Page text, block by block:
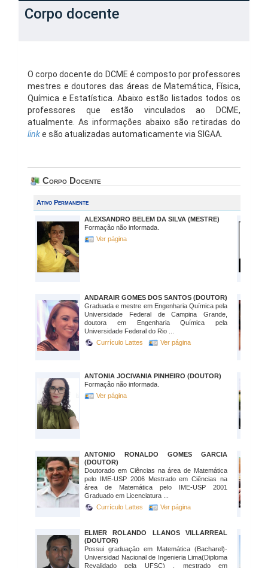
Corpo docente
O corpo docente do DCME é composto por professores
mestres e doutores das áreas de Matemática, Física,
Química e Estatística. Abaixo estão listados todos os
professores que estão vinculados ao DCME,
atualmente. As informações abaixo são retiradas do
linke são atualizadas automaticamente via SIGAA.